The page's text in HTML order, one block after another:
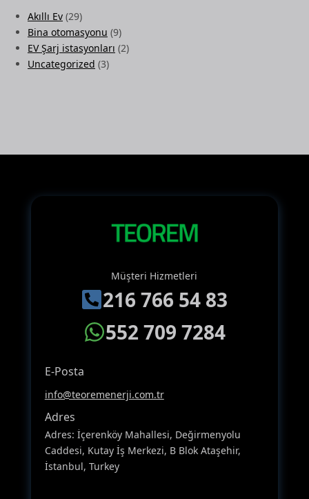
Akıllı Ev (29)
Bina otomasyonu (9)
EV Şarj istasyonları (2)
Uncategorized (3)
Müşteri Hizmetleri
216 766 54 83
552 709 7284
E-Posta
info@teoremenerji.com.tr
Adres
Adres: İçerenköy Mahallesi, Değirmenyolu
Caddesi, Kutay İş Merkezi, B Blok Ataşehir,
İstanbul, Turkey